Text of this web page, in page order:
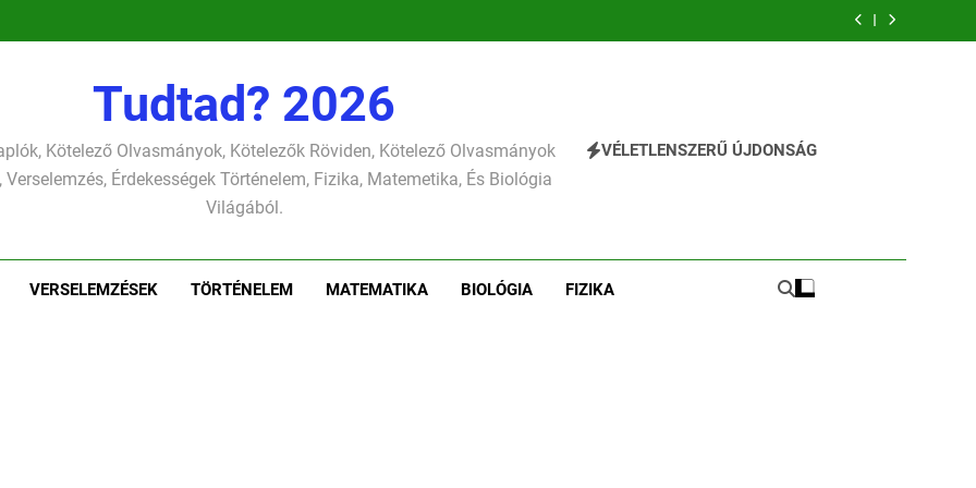
Tudtad? 2026
Kötelező Olvasmányok, Kötelezők Röviden, Kötelező Olvasmányok
Verselemzés, Érdekességek Történelem, Fizika, Matemetika, És Biológia
Világából.
VÉLETLENSZERŰ ÚJDONSÁG
VERSELEMZÉSEK TÖRTÉNELEM MATEMATIKA BIOLÓGIA FIZIKA